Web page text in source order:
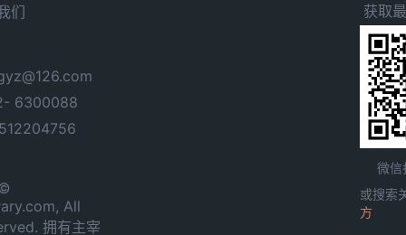
们
6300088
All
拥有主宰
获取
微信
或搜索
方